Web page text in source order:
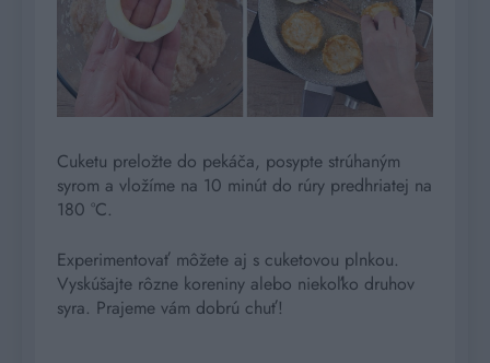
Cuketu preložte do pekáča, posypte strúhaným
syrom a vložíme na 10 minút do rúry predhriatej na
180 °C.
Experimentovať môžete aj s cuketovou plnkou.
Vyskúšajte rôzne koreniny alebo niekoľko druhov
syra. Prajeme vám dobrú chuť!